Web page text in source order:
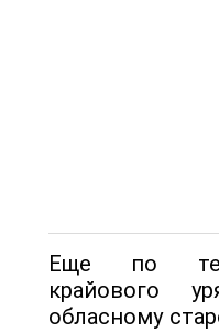
Еще по
крайового
обласному